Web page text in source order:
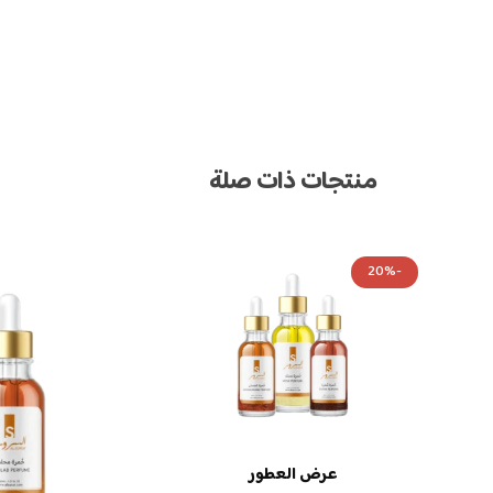
منتجات ذات صلة
-20%
عرض العطور